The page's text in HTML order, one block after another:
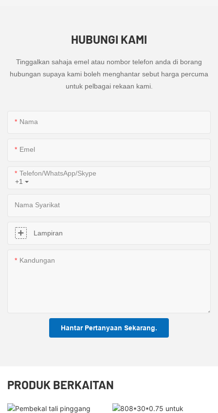
HUBUNGI KAMI
Tinggalkan sahaja emel atau nombor telefon anda di borang
hubungan supaya kami boleh menghantar sebut harga percuma
untuk pelbagai rekaan kami.
Nama
Emel
+1
Telefon/WhatsApp/Skype
Nama Syarikat
Lampiran
Kandungan
Hantar Pertanyaan Sekarang.
PRODUK BERKAITAN